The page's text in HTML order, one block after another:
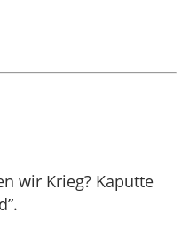
wir Krieg? Kaputte